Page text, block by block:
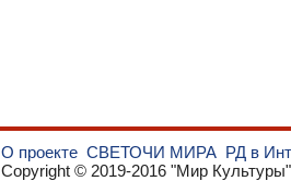
О проекте СВЕТОЧИ МИРА РД в
Copyright © 2019-2016 "Мир Культуры"